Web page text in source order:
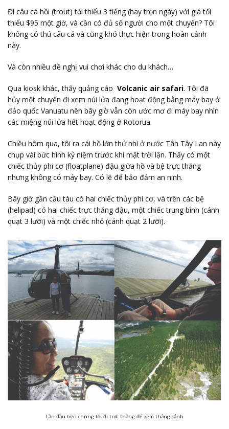
Đi câu cá hồi (trout) tối thiểu 3 tiếng (hay trọn ngày) với giá tối
thiểu $95 một giờ, và cần có đủ số người cho một chuyến? Tôi
không có thú câu cá và cũng khó thực hiện trong hoàn cảnh
này.
Và còn nhiều đề nghị vui chơi khác cho du khách…
Qua kiosk khác, thấy quảng cáo Volcanic air safari. Tôi đã
hủy một chuyến đi xem núi lửa đang hoạt động bằng máy bay ở
đảo quốc Vanuatu nên bây giờ vẫn còn ước mơ đi máy bay nhìn
các miệng núi lửa hết hoạt động ở Rotorua.
Chiều hôm qua, tôi ra cái hồ lớn thứ nhì ở nước Tân Tây Lan này
chụp vài bức hình kỷ niệm trước khi mặt trời lặn. Thấy có một
chiếc thủy phi cơ (floatplane) đậu giữa hồ và bệ trực thăng
nhưng không có máy bay. Có lẽ để bảo đảm an ninh.
Bây giờ gần cầu tàu có hai chiếc thủy phi cơ, và trên các bệ
(helipad) có hai chiếc trực thăng đậu, một chiếc trung bình (cánh
quạt 3 lưỡi) và một chiếc nhỏ (cánh quạt 2 lưỡi).
Lần đầu tiên chúng tôi đi trực thăng để xem thắng cảnh